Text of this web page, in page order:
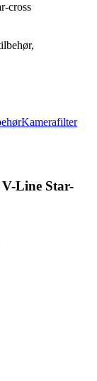
cross
Kamerafilter
Line Star-